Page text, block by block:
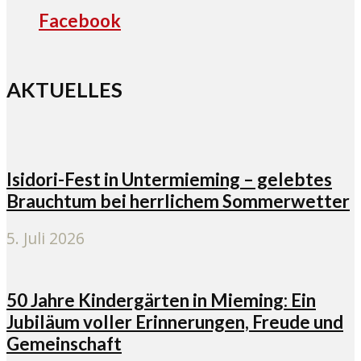
Facebook
AKTUELLES
Isidori-Fest in Untermieming – gelebtes
Brauchtum bei herrlichem Sommerwetter
5. Juli 2026
50 Jahre Kindergärten in Mieming: Ein
Jubiläum voller Erinnerungen, Freude und
Gemeinschaft